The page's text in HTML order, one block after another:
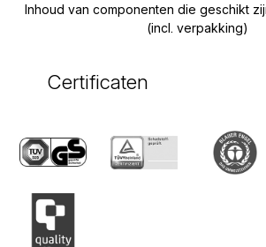
Inhoud van componenten die geschikt
(incl. verpakking)
Certificaten